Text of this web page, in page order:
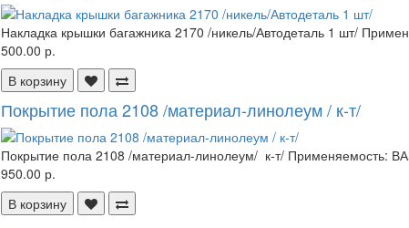
Накладка крышки багажника 2170 /никель/Автодеталь 1 шт/
500.00 р.
В корзину
Покрытие пола 2108 /материал-линолеум / к-т/
Покрытие пола 2108 /материал-линолеум/ к-т/ Применяемость:
950.00 р.
В корзину